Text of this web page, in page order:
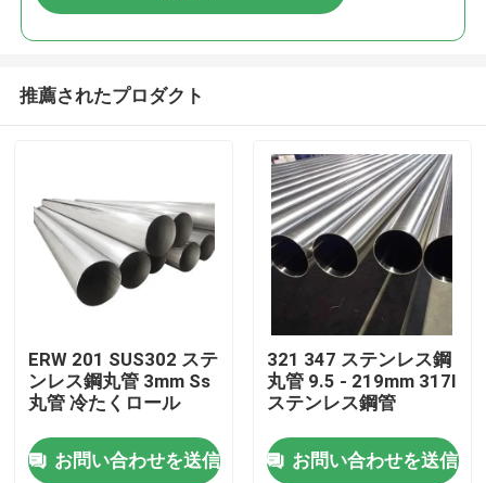
推薦されたプロダクト
ERW 201 SUS302 ステ
ンレス鋼丸管 3mm Ss
丸管 冷たくロール
お問い合わせを送信
321 347 ステンレス鋼
丸管 9.5 - 219mm 317l
ステンレス鋼管
お問い合わせを送信